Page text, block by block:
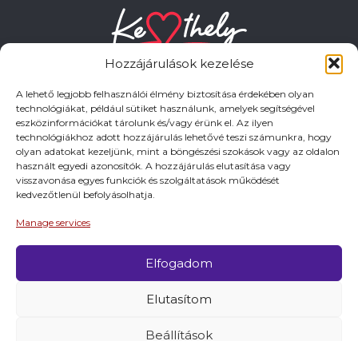
Hozzájárulások kezelése
A lehető legjobb felhasználói élmény biztosítása érdekében olyan
technológiákat, például sütiket használunk, amelyek segítségével
eszközinformációkat tárolunk és/vagy érünk el. Az ilyen
technológiákhoz adott hozzájárulás lehetővé teszi számunkra, hogy
olyan adatokat kezeljünk, mint a böngészési szokások vagy az oldalon
használt egyedi azonosítók. A hozzájárulás elutasítása vagy
visszavonása egyes funkciók és szolgáltatások működését
kedvezőtlenül befolyásolhatja.
Manage services
Elfogadom
Elutasítom
Beállítások
HASZNOS LINKEK
Adatkezelési tájékoztató
Impresszum
© 2026 Minden jog fentartva.
A keszthely.hu KIADÓJA KESZTHELY VÁROS